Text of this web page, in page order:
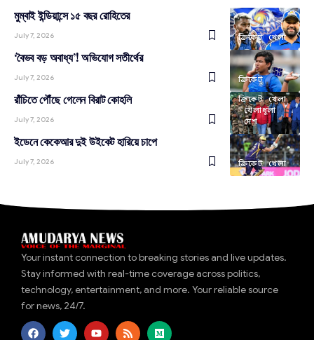
ক্রিকেট খেলা
মুম্বাই ইন্ডিয়ান্সে ১৫ বছর রোহিতের
July 7, 2026
ক্রিকেট
‘বৈভব বড় অবাধ্য’! অভিযোগ সতীর্থের
July 7, 2026
ক্রিকেট খেলা
খেলাধূলা
দেশ
রাঁচিতে পৌঁছে গেলেন বিরাট কোহলি
July 7, 2026
ক্রিকেট খেলা
ইডেনে কেকেআর দুই উইকেট হারিয়ে চাপে
July 7, 2026
Your instant connection to breaking stories and live updates.
Stay informed with real-time coverage across politics,
technology, entertainment, and more. Your reliable source
for news, 24/7.